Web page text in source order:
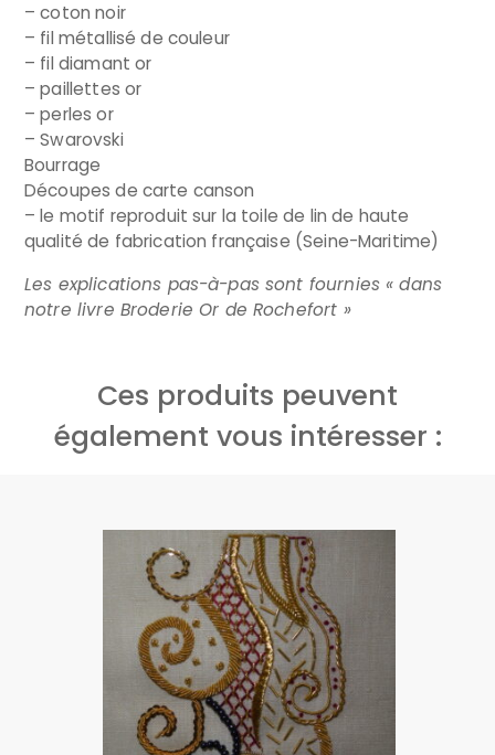
– coton noir
– fil métallisé de couleur
– fil diamant or
– paillettes or
– perles or
– Swarovski
Bourrage
Découpes de carte canson
– le motif reproduit sur la toile de lin de haute
qualité de fabrication française (Seine-Maritime)
Les explications pas-à-pas sont fournies « dans
notre livre Broderie Or de Rochefort »
Ces produits peuvent
également vous intéresser :